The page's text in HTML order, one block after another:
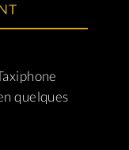
quelques